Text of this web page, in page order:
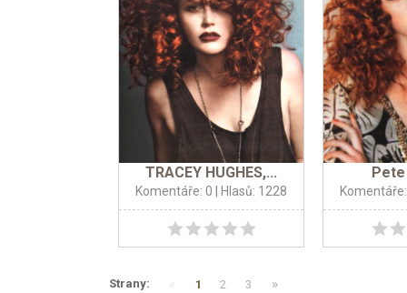
TRACEY HUGHES,...
Komentáře: 0 | Hlasů: 1228
Strany: 1 2 3 »